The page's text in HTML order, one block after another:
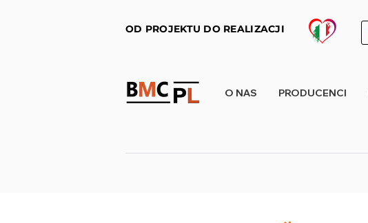
OD PROJEKTU DO REALIZACJI
O NAS PRODUCENCI